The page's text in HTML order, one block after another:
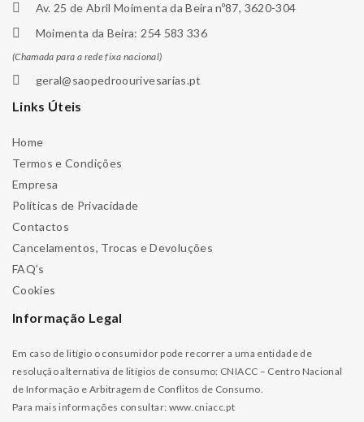
Av. 25 de Abril Moimenta da Beira nº87, 3620-304
Moimenta da Beira: 254 583 336
(Chamada para a rede fixa nacional)
geral@saopedroourivesarias.pt
Links Úteis
Home
Termos e Condições
Empresa
Políticas de Privacidade
Contactos
Cancelamentos, Trocas e Devoluções
FAQ’s
Cookies
Informação Legal
Em caso de litígio o consumidor pode recorrer a uma entidade de
resolução alternativa de litígios de consumo: CNIACC – Centro Nacional
de Informação e Arbitragem de Conflitos de Consumo.
Para mais informações consultar: www.cniacc.pt